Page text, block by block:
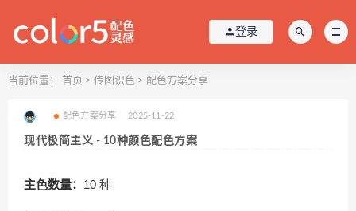
登录
当前位置： 首页 > 传图识色 > 配色方案分享
配色方案分享 2025-11-22
现代极简主义 - 10种颜色配色方案
主色数量： 10 种